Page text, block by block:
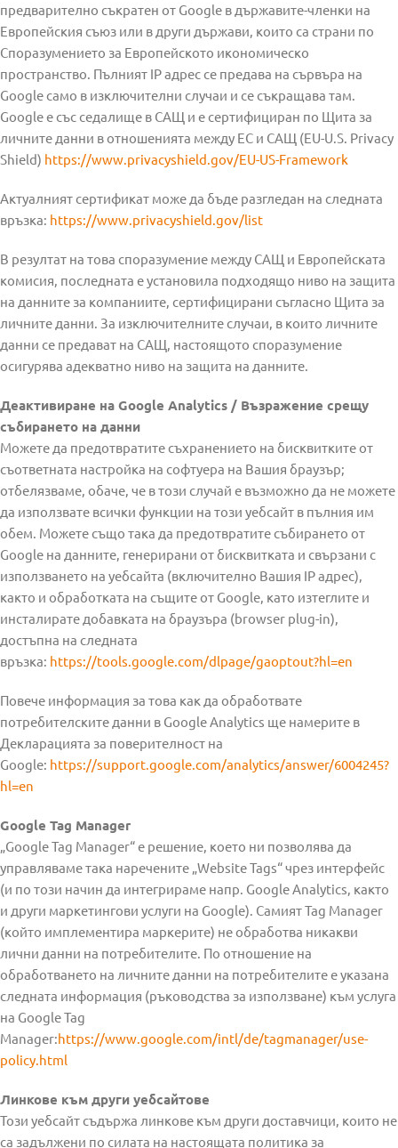
предварително съкратен от Google в държавите-членки на
Европейския съюз или в други държави, които са страни по
Споразумението за Европейското икономическо
пространство. Пълният IP адрес се предава на сървъра на
Google само в изключителни случаи и се съкращава там.
Google е със седалище в САЩ и е сертифициран по Щита за
личните данни в отношенията между ЕС и САЩ (EU-U.S. Privacy
Shield) https://www.privacyshield.gov/EU-US-Framework
Актуалният сертификат може да бъде разгледан на следната
връзка: https://www.privacyshield.gov/list
В резултат на това споразумение между САЩ и Европейската
комисия, последната е установила подходящо ниво на защита
на данните за компаниите, сертифицирани съгласно Щита за
личните данни. За изключителните случаи, в които личните
данни се предават на САЩ, настоящото споразумение
осигурява адекватно ниво на защита на данните.
Деактивиране на Google Analytics / Възражение срещу
събирането на данни
Можете да предотвратите съхранението на бисквитките от
съответната настройка на софтуера на Вашия браузър;
отбелязваме, обаче, че в този случай е възможно да не можете
да използвате всички функции на този уебсайт в пълния им
обем. Можете също така да предотвратите събирането от
Google на данните, генерирани от бисквитката и свързани с
използването на уебсайта (включително Вашия IP адрес),
както и обработката на същите от Google, като изтеглите и
инсталирате добавката на браузъра (browser plug-in),
достъпна на следната
връзка: https://tools.google.com/dlpage/gaoptout?hl=en
Повече информация за това как да обработвате
потребителските данни в Google Analytics ще намерите в
Декларацията за поверителност на
Google: https://support.google.com/analytics/answer/6004245?
hl=en
Google Tag Manager
„Google Tag Manager“ е решение, което ни позволява да
управляваме така наречените „Website Tags“ чрез интерфейс
(и по този начин да интегрираме напр. Google Analytics, както
и други маркетингови услуги на Google). Самият Tag Manager
(който имплементира маркерите) не обработва никакви
лични данни на потребителите. По отношение на
обработването на личните данни на потребителите е указана
следната информация (ръководства за използване) към услуга
на Google Tag
Manager:https://www.google.com/intl/de/tagmanager/use-
policy.html
Линкове към други уебсайтове
Този уебсайт съдържа линкове към други доставчици, които не
са задължени по силата на настоящата политика за